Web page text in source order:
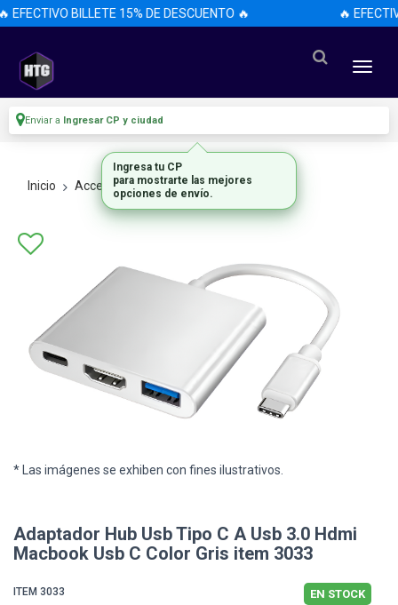
EFECTIVO BILLETE 15% DE DESCUENTO 🔥 🔥
Enviar a Ingresar CP y ciudad
Inicio Accesorios Accesorios
* Las imágenes se exhiben con fines ilustrativos.
Adaptador Hub Usb Tipo C A Usb 3.0 Hdmi
Macbook Usb C Color Gris item 3033
ITEM 3033 EN STOCK
Ingresa tu CP
para mostrarte las mejores
opciones de envío.